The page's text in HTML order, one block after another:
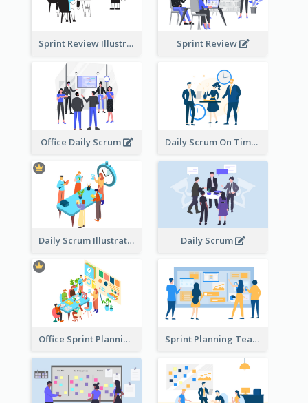
Sprint Review Illustration Sprint Review
Office Daily Scrum Daily Scrum On Time
Daily Scrum Illustration Daily Scrum
Office Sprint Planning Sprint Planning Team